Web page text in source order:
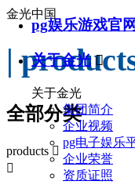
pg娱乐游戏官
关于金光 
关于金光
集团简介
企业视频
pg电子娱乐
企业荣誉
资质证照
金光中国
|
全部分类
products 
